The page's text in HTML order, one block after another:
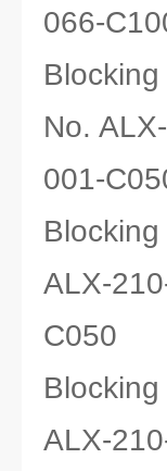
066-
No.
001-
ALX-
C050
ALX-